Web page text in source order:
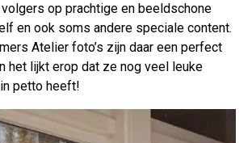
op prachtige en beeldschone
en ook soms andere speciale content.
Atelier foto’s zijn daar een perfect
het lijkt erop dat ze nog veel leuke
petto heeft!